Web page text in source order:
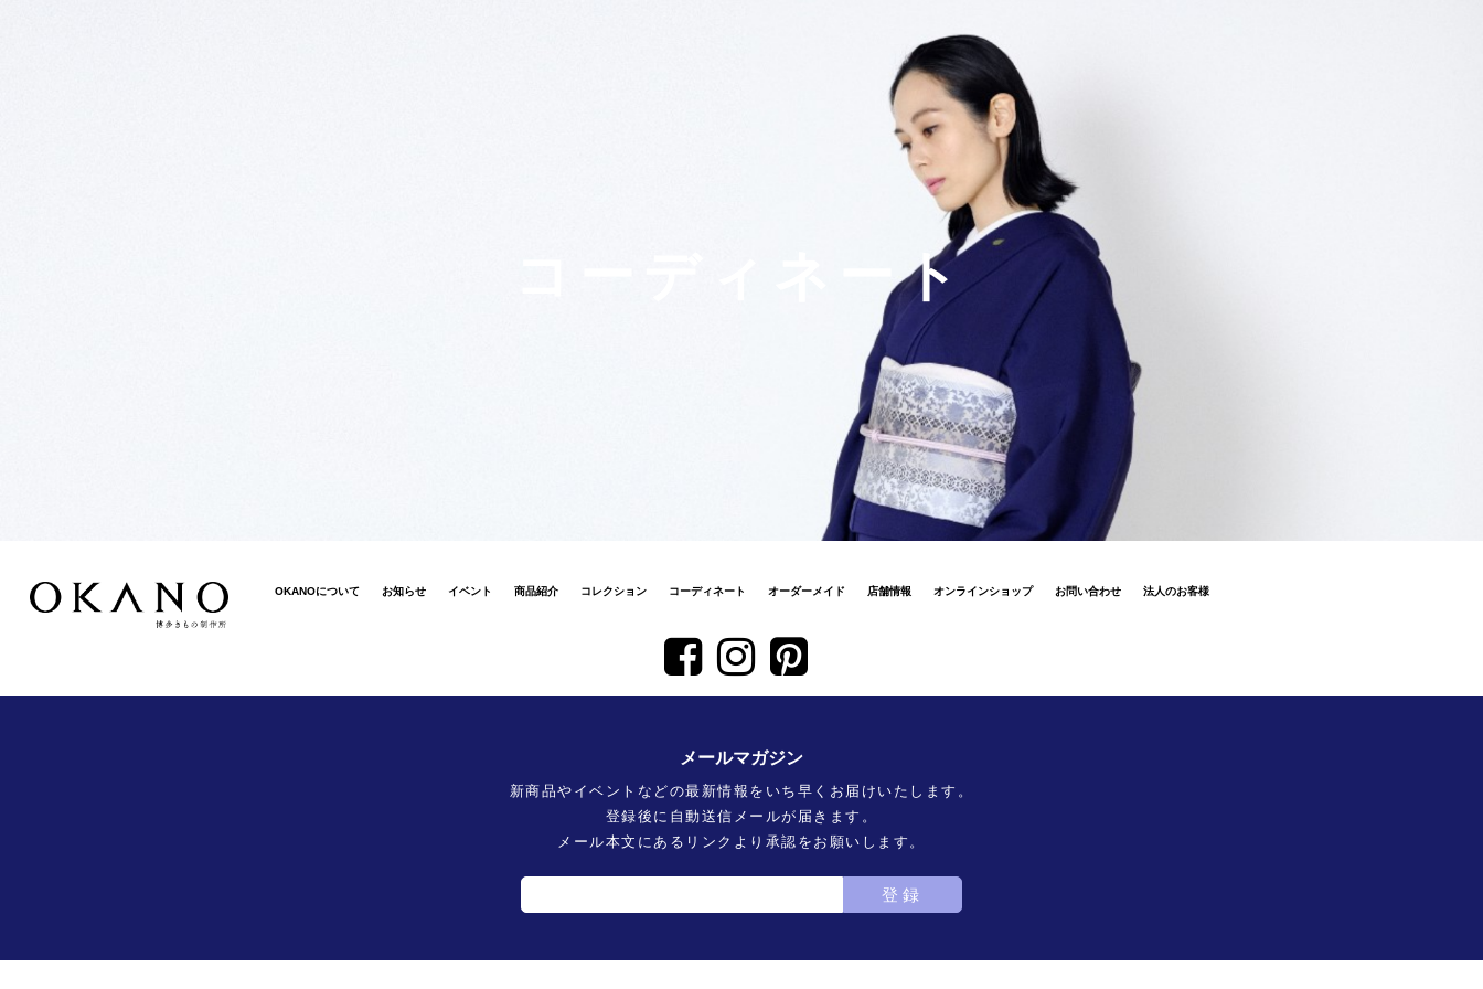
コーディネート
OKANOについて お知らせ イベント 商品紹介 コレクション コーディネート オーダーメイド 店舗情報 オンラインショップ お問い合わせ 法人のお客様
メールマガジン
新商品やイベントなどの最新情報をいち早くお届けいたします。
登録後に自動送信メールが届きます。
メール本文にあるリンクより承認をお願いします。
登録